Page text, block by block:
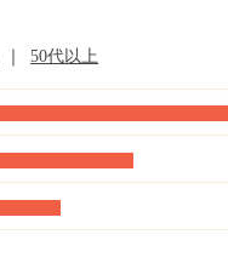
50代以上